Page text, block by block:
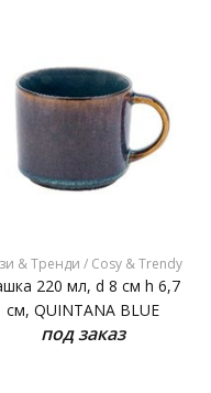
& Тренди / Cosy & Trendy
220 мл, d 8 см h 6,7
см, QUINTANA BLUE
под заказ